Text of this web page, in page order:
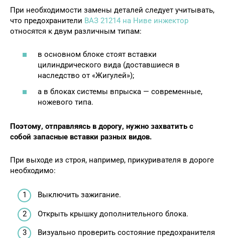
При необходимости замены деталей следует учитывать,
что предохранители ВАЗ 21214 на Ниве инжектор
относятся к двум различным типам:
в основном блоке стоят вставки
цилиндрического вида (доставшиеся в
наследство от «Жигулей»);
а в блоках системы впрыска — современные,
ножевого типа.
Поэтому, отправляясь в дорогу, нужно захватить с
собой запасные вставки разных видов.
При выходе из строя, например, прикуривателя в дороге
необходимо:
Выключить зажигание.
Открыть крышку дополнительного блока.
Визуально проверить состояние предохранителя